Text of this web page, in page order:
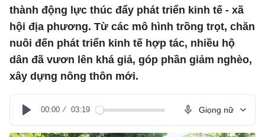
thành động lực thúc đẩy phát triển kinh tế - xã
hội địa phương. Từ các mô hình trồng trọt, chăn
nuôi đến phát triển kinh tế hợp tác, nhiều hộ
dân đã vươn lên khá giả, góp phần giảm nghèo,
xây dựng nông thôn mới.
Play
00:00 03:19 Giọng nữ